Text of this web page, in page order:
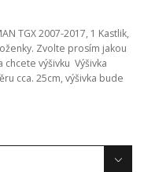
TGX 2007-2017, 1 Kastlik,
Zvolte prosím jakou
výšivku Výšivka
cca. 25cm, výšivka bude